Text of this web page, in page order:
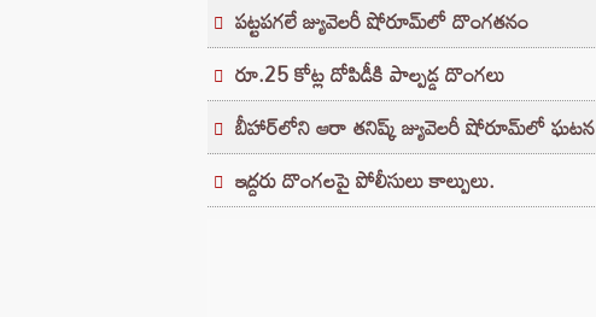
పట్టపగలే జ్యువెలరీ షోరూమ్‌లో దొంగతనం
రూ.25 కోట్ల దోపిడీకి పాల్పడ్డ దొంగలు
బీహార్‌లోని ఆరా తనిష్క్ జ్యువెలరీ షోరూమ్‌లో ఘటన
ఇద్దరు దొంగలపై పోలీసులు కాల్పులు.